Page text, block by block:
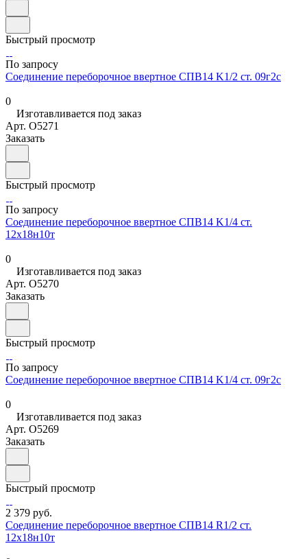
Быстрый просмотр
По запросу
Соединение переборочное ввертное СПВ14 K1/2 ст. 09г2с
0
Изготавливается под заказ
Арт. O5271
Заказать
Быстрый просмотр
По запросу
Соединение переборочное ввертное СПВ14 K1/4 ст.
12х18н10т
0
Изготавливается под заказ
Арт. O5270
Заказать
Быстрый просмотр
По запросу
Соединение переборочное ввертное СПВ14 K1/4 ст. 09г2с
0
Изготавливается под заказ
Арт. O5269
Заказать
Быстрый просмотр
2 379 руб.
Соединение переборочное ввертное СПВ14 R1/2 ст.
12х18н10т